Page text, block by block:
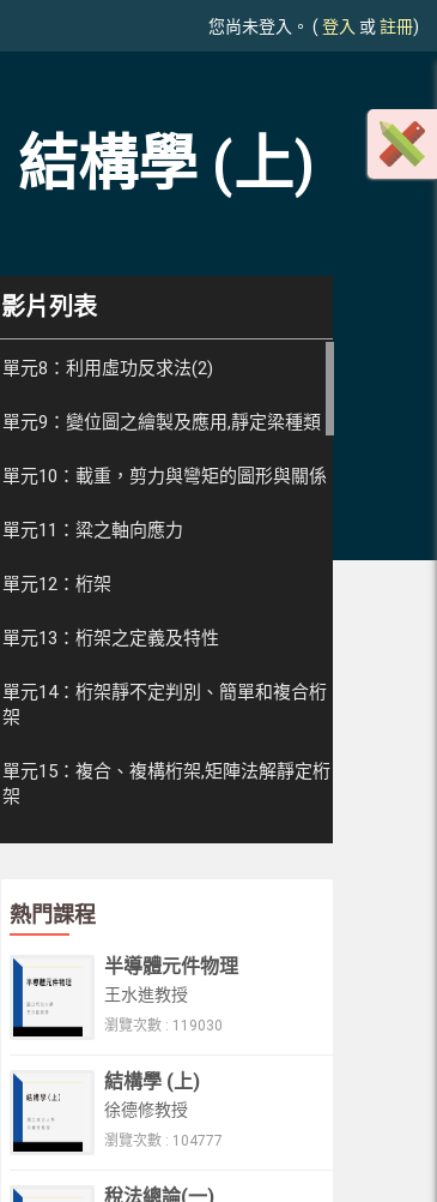
您尚未登入。 ( 登入 或註冊)
結構學 (上)
影片列表
單元8：利用虛功反求法(2)
單元9：變位圖之繪製及應用,靜定梁種類
單元10：載重，剪力與彎矩的圖形與關係
單元11：粱之軸向應力
單元12：桁架
單元13：桁架之定義及特性
單元14：桁架靜不定判別、簡單和複合桁
架
單元15：複合、複構桁架,矩陣法解靜定桁
架
單元16： 解靜定桁架
單元17：K及複合桁架分析-斷面法
單元18：複構桁架分析-代替桿法
單元19：迴路法、零載重試驗
單元20：桁架補充介紹
單元21：索線多邊形、三鉸拱
熱門課程
半導體元件物理
王水進教授
瀏覽次數 : 119030
結構學 (上)
徐德修教授
瀏覽次數 : 104777
稅法總論(一)